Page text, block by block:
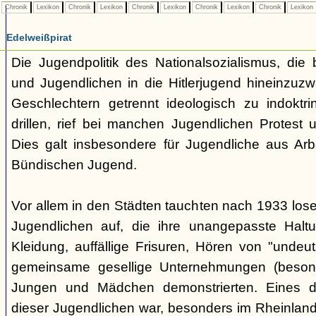
Chronik Lexikon Chronik Lexikon Chronik Lexikon Chronik Lexikon Chronik Lexikon
Edelweißpirat
Die Jugendpolitik des Nationalsozialismus, die
und Jugendlichen in die Hitlerjugend
Geschlechtern getrennt ideologisch zu
drillen, rief bei manchen Jugendlichen Protest
Dies galt insbesondere für Jugendliche aus
Bündischen Jugend.
Vor allem in den Städten tauchten nach 1933
Jugendlichen auf, die ihre unangepasste
Kleidung, auffällige Frisuren, Hören von
gemeinsame gesellige Unternehmungen
Jungen und Mädchen demonstrierten. Eines
dieser Jugendlichen war, besonders im